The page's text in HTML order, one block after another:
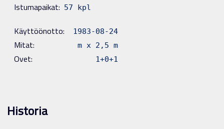
Istumapaikat: 57 kpl
Käyttöönotto: 1983-08-24
Mitat: m x 2,5 m
Ovet: 1+0+1
Historia